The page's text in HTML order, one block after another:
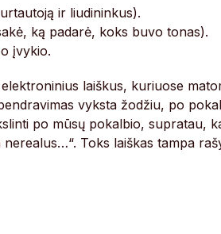
ir liudininkus).
ką padarė, koks buvo tonas).
įvykio.
laiškus, kuriuose
vyksta žodžiu, po
po mūsų pokalbio, supratau,
Toks laiškas tampa